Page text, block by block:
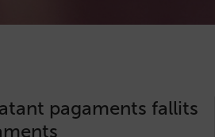
pagaments fallits